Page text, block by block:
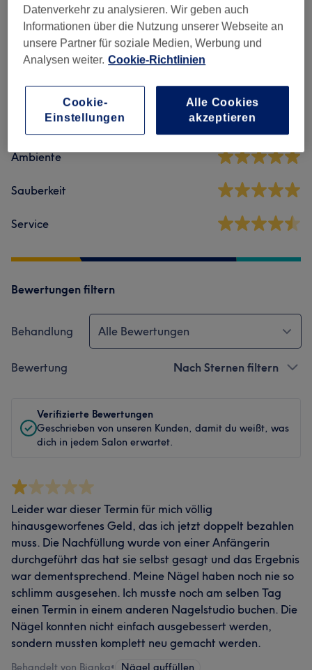
Salonbewertungen
4,6 13 Bewertungen
Ambiente
Sauberkeit
Service
Bewertungen filtern
Behandlung Alle Bewertungen
Bewertung Nach Sternen filtern
Verifizierte Bewertungen
Geschrieben von unseren Kunden, damit du weißt, was
dich in jedem Salon erwartet.
Leider war dieser Termin für mich völlig
hinausgeworfenes Geld, das ich jetzt doppelt bezahlen
muss. Die Nachfüllung wurde von einer Anfängerin
durchgeführt das hat sie selbst gesagt und das Ergebnis
war dementsprechend. Meine Nägel haben noch nie so
schlimm ausgesehen. Ich musste noch am selben Tag
einen Termin in einem anderen Nagelstudio buchen. Die
Nägel konnten nicht einfach ausgebessert werden,
sondern mussten komplett neu gemacht werden.
Behandelt von Bianka• Nägel auffüllen
Datenverkehr zu analysieren. Wir geben auch
Informationen über die Nutzung unserer Webseite an
unsere Partner für soziale Medien, Werbung und
Analysen weiter. Cookie-Richtlinien
Alle Cookies
akzeptieren
Cookie-
Einstellungen